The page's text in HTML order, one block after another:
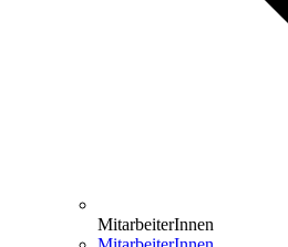
MitarbeiterInnen